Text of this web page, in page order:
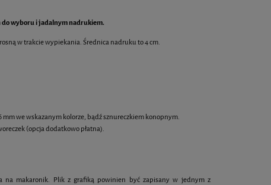
1,90 zł
płatności
do wyboru i jadalnym nadrukiem.
w trakcie wypiekania. Średnica nadruku to 4 cm.
mm we wskazanym kolorze, bądź sznureczkiem konopnym.
(opcja dodatkowo płatna).
na makaronik. Plik z grafiką powinien być zapisany w jednym z